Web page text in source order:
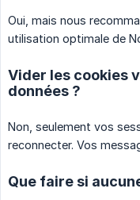
Oui, mais nous
utilisation optimale de
Vider les cookies
données ?
Non, seulement vos
reconnecter. Vos
Que faire si